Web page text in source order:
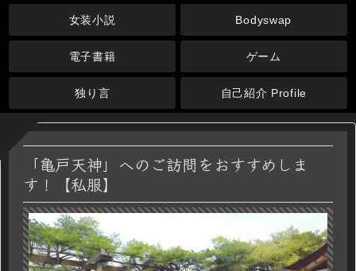
女装小説 Bodyswap
電子書籍 ゲーム
独り言 自己紹介 Profile
「亀戸天神」へのご訪問をおすすめしま
す！【私服】